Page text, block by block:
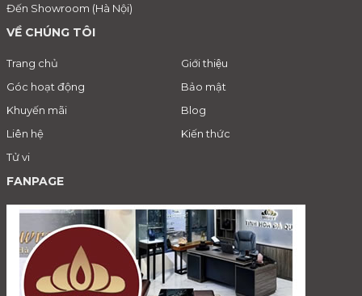
Đến Showroom (Hà Nội)
VỀ CHÚNG TÔI
Trang chủ
Giới thiệu
Góc hoạt động
Bảo mật
Khuyến mãi
Blog
Liên hệ
Kiến thức
Tử vi
FANPAGE